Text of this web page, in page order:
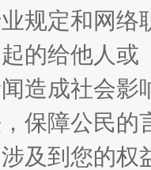
规定和网络
的给他人或
造成社会影
保障公民的
及到您的权